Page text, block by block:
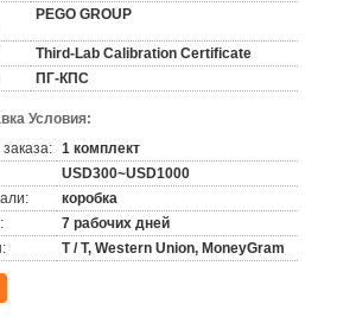
PEGO GROUP
Third-Lab Calibration Certificate
ПГ-КПС
Условия:
1 комплект
USD300~USD1000
коробка
7 рабочих дней
T / T, Western Union, MoneyGram